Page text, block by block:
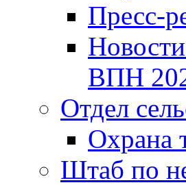
Пресс-
ВПН
Отдел
Охрана
Штаб по